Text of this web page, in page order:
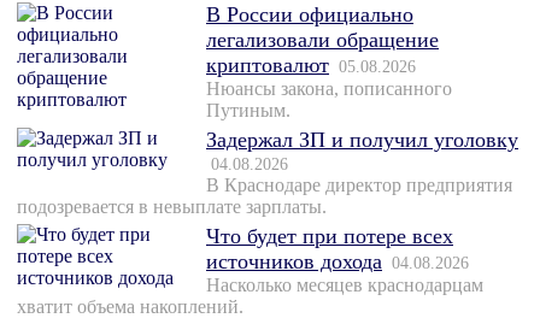
В России официально
легализовали обращение
криптовалют 05.08.2026
Нюансы закона, пописанного
Путиным.
Задержал ЗП и получил уголовку
04.08.2026
В Краснодаре директор предприятия
подозревается в невыплате зарплаты.
Что будет при потере всех
источников дохода 04.08.2026
Насколько месяцев краснодарцам
хватит объема накоплений.